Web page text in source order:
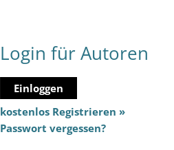
Login für Autoren
Einloggen
kostenlos Registrieren »
Passwort vergessen?